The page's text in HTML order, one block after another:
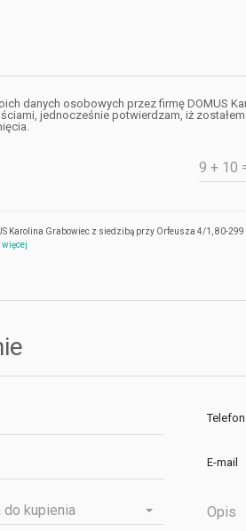
danych osobowych przez firmę DOMUS
jednocześnie potwierdzam, iż
Karolina Grabowiec z siedzibą przy Orfeusza 4/1, 80-
Telefon
E-mail
kupienia